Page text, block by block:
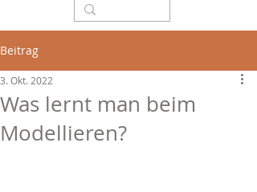
Beitrag
Was lernt man beim
Modellieren?
3. Okt. 2022